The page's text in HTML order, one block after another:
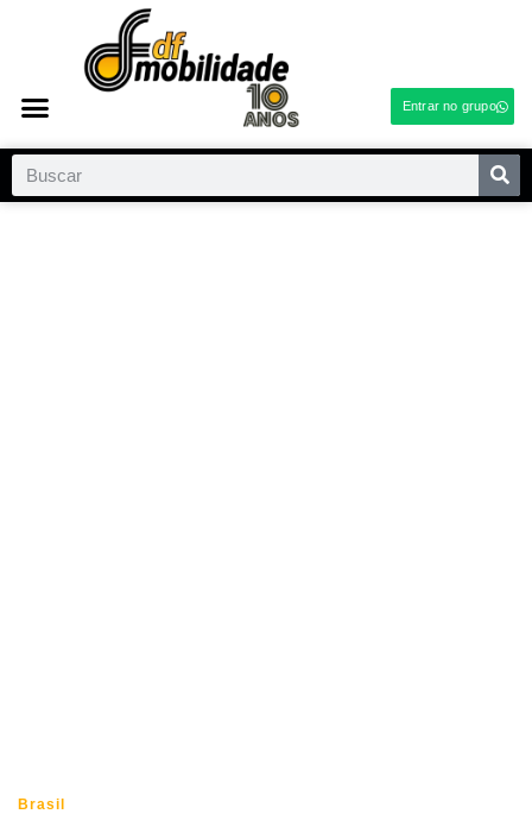
Entrar no grupo
Brasil